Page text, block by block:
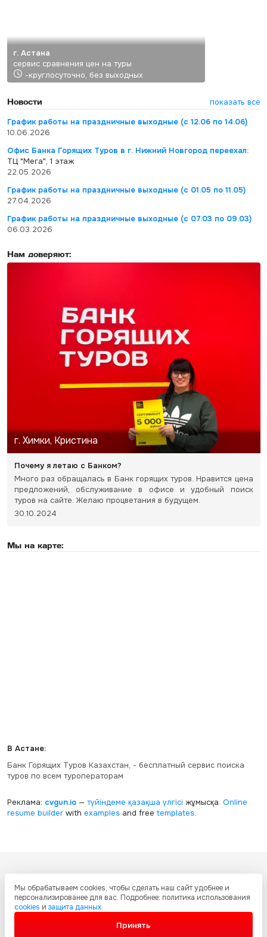
г. Астана
сервис сравнения цен на туры
-круглосуточно, без выходных
Новости
показать все
График работы на праздничные выходные (с 12.06 по 14.06)
10.06.2026
Офис Банка Горящих Туров в г. Нижний Новгород переехал:
ТЦ "Мега", 1 этаж
22.05.2026
График работы на праздничные выходные (с 01.05 по 11.05)
27.04.2026
График работы на праздничные выходные (с 07.03 по 09.03)
06.03.2026
Нам доверяют:
г. Химки, Кристина
Почему я летаю с Банком?
Много раз обращалась в Банк горящих туров. Нравится цена
предложений, обслуживание в офисе и удобный поиск
туров на сайте. Желаю процветания в будущем.
30.10.2024
Мы на карте:
В Астане:
Банк Горящих Туров Казахстан, - бесплатный сервис поиска
туров по всем туроператорам
Реклама: cvgun.io— түйіндеме қазақша үлгісі жұмысқа. Online
resume builderwith examplesand free templates.
графическое содержание, структуру и оформление страниц защищены
международными соглашениями и законодательством Республики
Казахстан об охране авторских прав и интеллектуальной собственности.
Любое копирование и распространение материалов сайта без
Мы обрабатываем cookies, чтобы сделать наш сайт удобнее и
персонализированее для вас. Подробнее: политика использования
cookies и защита данных.
Принять